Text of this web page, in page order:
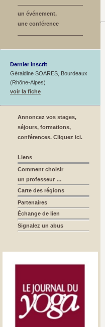
un événement,
une conférence
Dernier inscrit
Géraldine SOARES, Bourdeaux
(Rhône-Alpes)
voir la fiche
Annoncez vos stages,
séjours, formations,
conférences. Cliquez ici.
Liens
Comment choisir
un professeur …
Carte des régions
Partenaires
Échange de lien
Signalez un abus